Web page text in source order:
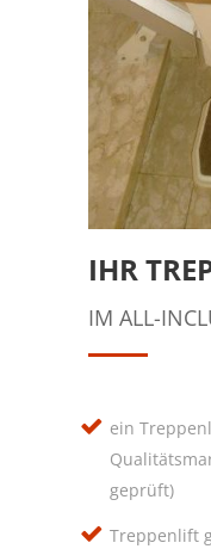
IHR
IM ALL-
ein
geprüft)
Treppenlift